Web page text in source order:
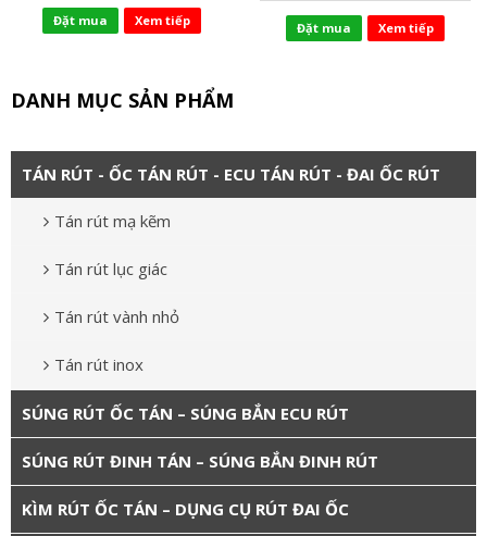
Đặt mua Xem tiếp Đặt mua Xem tiếp
DANH MỤC SẢN PHẨM
TÁN RÚT - ỐC TÁN RÚT - ECU TÁN RÚT - ĐAI ỐC RÚT
Tán rút mạ kẽm
Tán rút lục giác
Tán rút vành nhỏ
Tán rút inox
SÚNG RÚT ỐC TÁN – SÚNG BẮN ECU RÚT
SÚNG RÚT ĐINH TÁN – SÚNG BẮN ĐINH RÚT
KÌM RÚT ỐC TÁN – DỤNG CỤ RÚT ĐAI ỐC